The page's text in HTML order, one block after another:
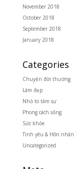
November 2018
October 2018
September 2018
January 2018
Categories
Chuyện đời thường
Làm đẹp
Nhỏ to tâm sự
Phong cách sống
Sức khỏe
Tình yêu & Hôn nhân
Uncategorized